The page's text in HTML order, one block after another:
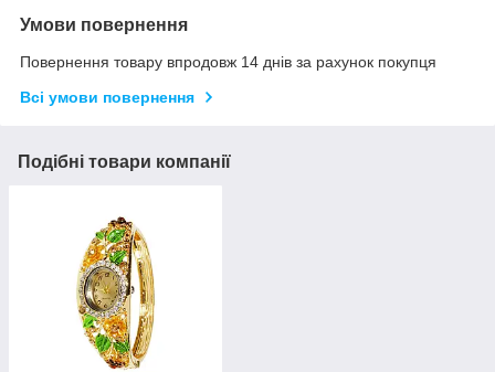
Умови повернення
Повернення товару впродовж 14 днів за рахунок покупця
Всі умови повернення
Подібні товари компанії